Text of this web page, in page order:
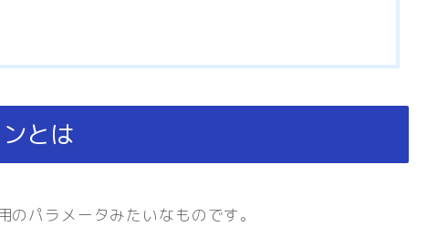
とは
パラメータみたいなものです。